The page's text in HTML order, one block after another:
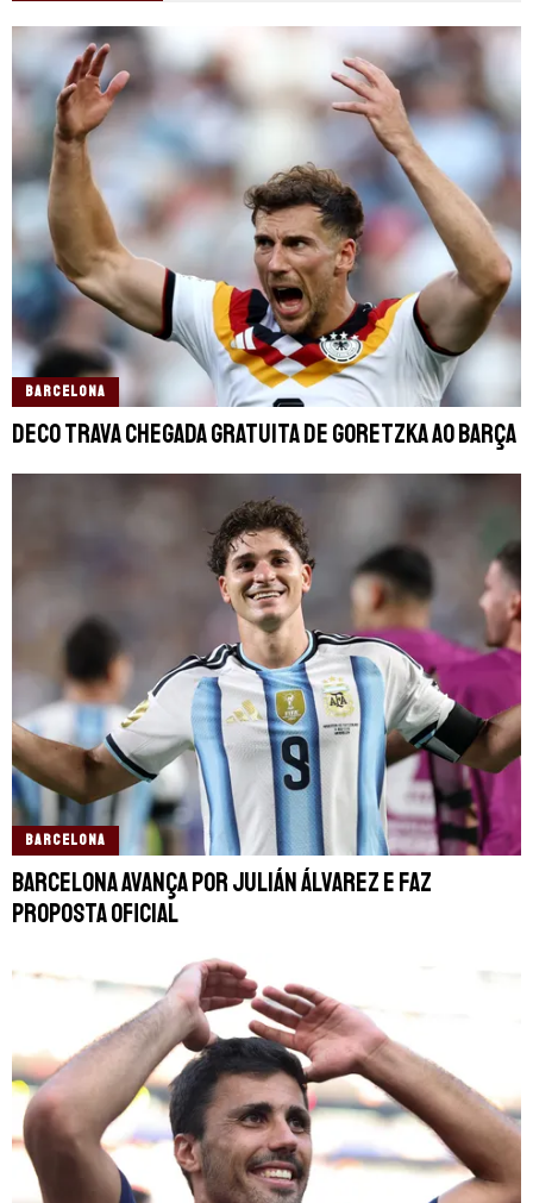
BARCELONA
Deco trava chegada gratuita de Goretzka ao Barça
BARCELONA
Barcelona avança por Julián Álvarez e faz
proposta oficial